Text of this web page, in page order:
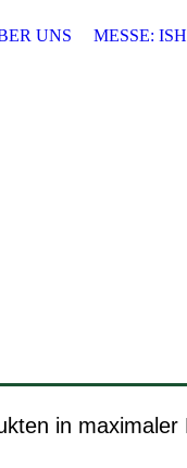
UNS MESSE:
in maximaler